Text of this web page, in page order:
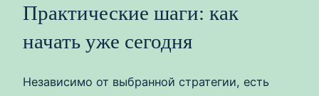
Практические шаги: как
начать уже сегодня
Независимо от выбранной стратегии, есть